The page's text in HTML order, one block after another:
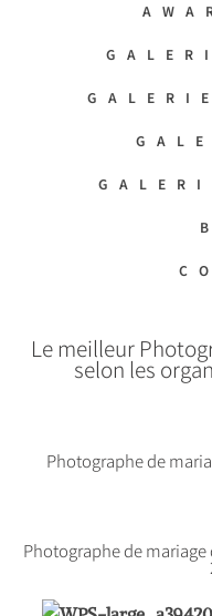
Le meilleur
selon les
Photographe de
Photographe de